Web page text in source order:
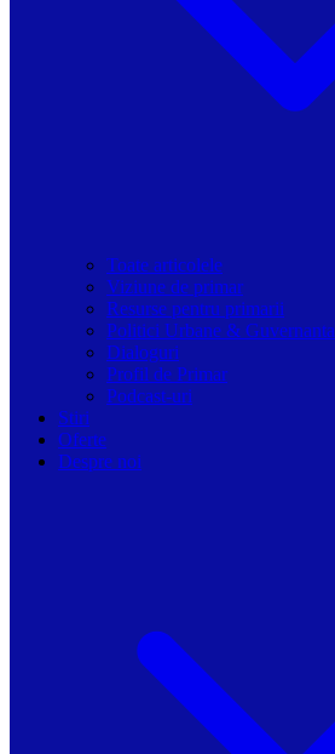
Toate articolele
Viziune de primar
Resurse pentru primarii
Politici Urbane & Guvernanta
Dialoguri
Profil de Primar
Podcast-uri
Stiri
Oferte
Despre noi